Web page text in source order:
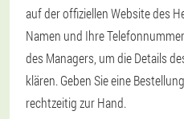
auf der offiziellen Website des
Namen und Ihre
des Managers, um die Details
klären. Geben Sie eine
rechtzeitig zur Hand.